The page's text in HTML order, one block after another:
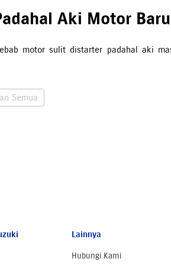
Aki Motor Baru
motor sulit distarter padahal aki
Semua
Lainnya
Hubungi Kami